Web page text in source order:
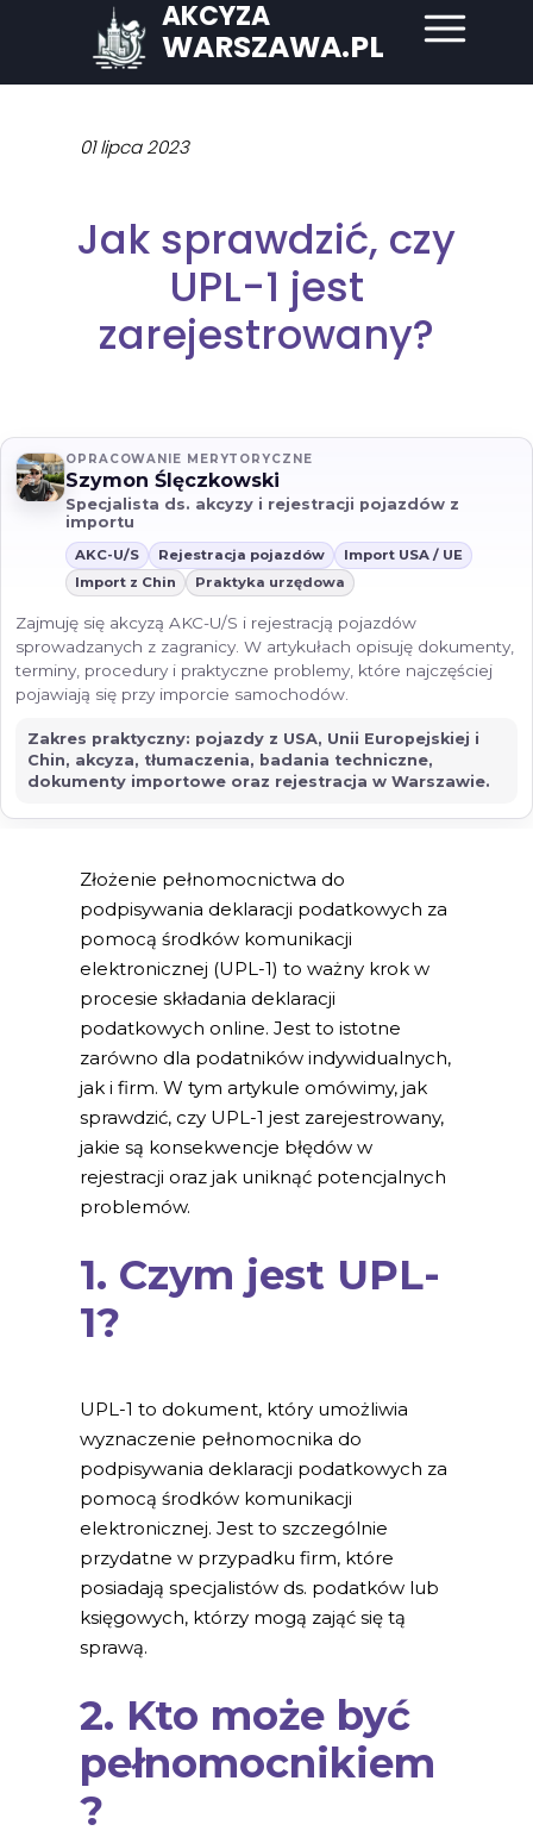
AKCYZA
WARSZAWA.PL
01 lipca 2023
Jak sprawdzić, czy
UPL-1 jest
zarejestrowany?
Złożenie pełnomocnictwa do
podpisywania deklaracji podatkowych za
pomocą środków komunikacji
elektronicznej (UPL-1) to ważny krok w
procesie składania deklaracji
podatkowych online. Jest to istotne
zarówno dla podatników indywidualnych,
jak i firm. W tym artykule omówimy, jak
sprawdzić, czy UPL-1 jest zarejestrowany,
jakie są konsekwencje błędów w
rejestracji oraz jak uniknąć potencjalnych
problemów.
1. Czym jest UPL-
1?
UPL-1 to dokument, który umożliwia
wyznaczenie pełnomocnika do
podpisywania deklaracji podatkowych za
pomocą środków komunikacji
elektronicznej. Jest to szczególnie
przydatne w przypadku firm, które
posiadają specjalistów ds. podatków lub
księgowych, którzy mogą zająć się tą
sprawą.
2. Kto może być
pełnomocnikiem
?
OPRACOWANIE MERYTORYCZNE
Szymon Ślęczkowski
Specjalista ds. akcyzy i rejestracji pojazdów z
importu
AKC-U/S Rejestracja pojazdów
Import USA / UE
Import z Chin
Praktyka urzędowa
Zajmuję się akcyzą AKC-U/S i rejestracją pojazdów
sprowadzanych z zagranicy. W artykułach opisuję dokumenty,
terminy, procedury i praktyczne problemy, które najczęściej
pojawiają się przy imporcie samochodów.
Zakres praktyczny: pojazdy z USA, Unii Europejskiej i
Chin, akcyza, tłumaczenia, badania techniczne,
dokumenty importowe oraz rejestracja w Warszawie.